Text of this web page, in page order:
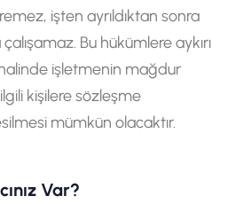
işten ayrıldıktan sonra
Bu hükümlere aykırı
halinde işletmenin mağdur
kişilere sözleşme
mümkün olacaktır.
Var?